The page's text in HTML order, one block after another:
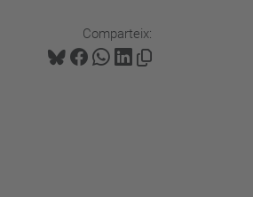
Comparteix: